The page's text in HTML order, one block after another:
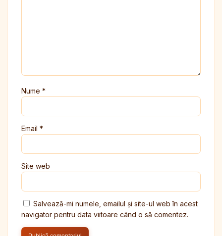
Nume *
Email *
Site web
Salvează-mi numele, emailul și site-ul web în acest
navigator pentru data viitoare când o să comentez.